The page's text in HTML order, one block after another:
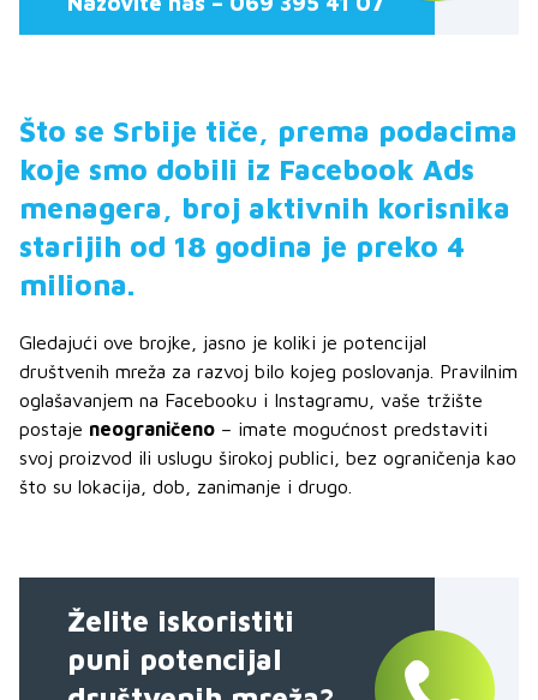
Što se Srbije tiče, prema podacima
koje smo dobili iz Facebook Ads
menagera, broj aktivnih korisnika
starijih od 18 godina je preko 4
miliona.
Gledajući ove brojke, jasno je koliki je potencijal
društvenih mreža za razvoj bilo kojeg poslovanja. Pravilnim
oglašavanjem na Facebooku i Instagramu, vaše tržište
postaje neograničeno – imate mogućnost predstaviti
svoj proizvod ili uslugu širokoj publici, bez ograničenja kao
što su lokacija, dob, zanimanje i drugo.
Želite iskoristiti
puni potencijal